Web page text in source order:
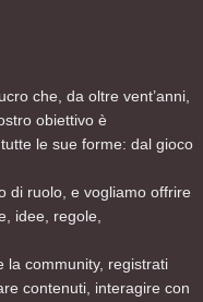
che, da oltre vent’anni,
obiettivo è
le sue forme: dal gioco
di ruolo, e vogliamo offrire
idee, regole,
la community, registrati
contenuti, interagire con